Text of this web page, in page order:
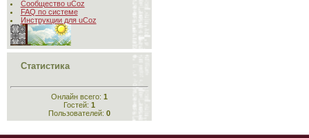
Сообщество uCoz
FAQ по системе
Инструкции для uCoz
Статистика
Онлайн всего: 1
Гостей: 1
Пользователей: 0